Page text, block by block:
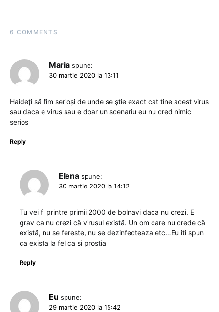
6 COMMENTS
Maria spune:
30 martie 2020 la 13:11
Haideți să fim serioși de unde se știe exact cat tine acest virus
sau daca e virus sau e doar un scenariu eu nu cred nimic
serios
Reply
Elena spune:
30 martie 2020 la 14:12
Tu vei fi printre primii 2000 de bolnavi daca nu crezi. E
grav ca nu crezi că virusul există. Un om care nu crede că
există, nu se fereste, nu se dezinfecteaza etc…Eu iti spun
ca exista la fel ca si prostia
Reply
Eu spune:
29 martie 2020 la 15:42